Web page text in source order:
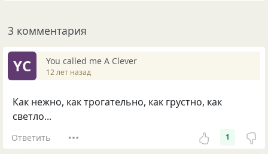
3 комментария
YC You called me A Clever
12 лет назад
Как нежно, как трогательно, как грустно, как
светло...
Ответить 1